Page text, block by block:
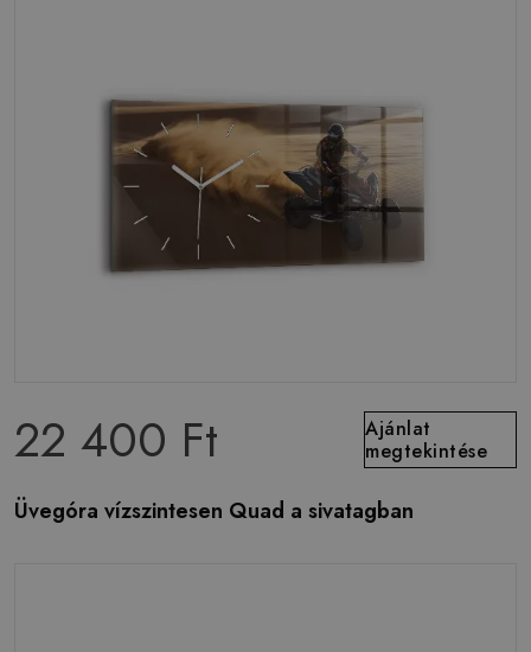
22 400 Ft
Ajánlat
megtekintése
Üvegóra vízszintesen Quad a sivatagban